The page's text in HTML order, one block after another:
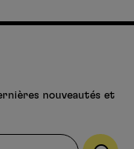
nouveautés et